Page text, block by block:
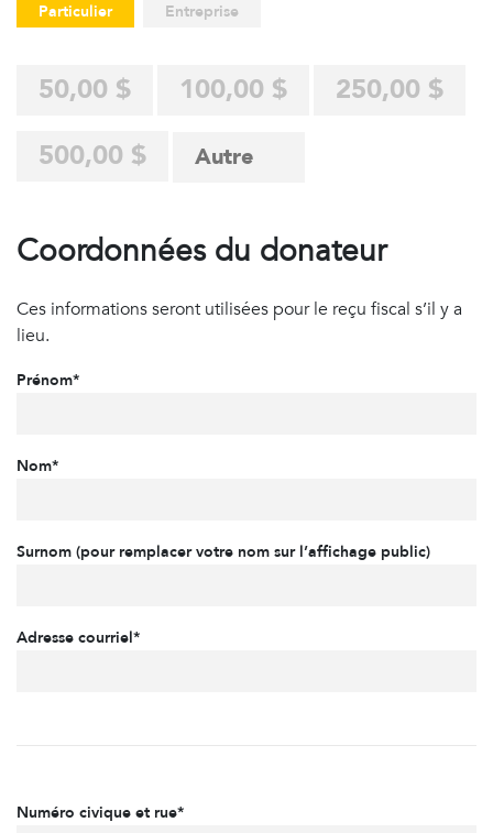
Particulier Entreprise
50,00 $ 100,00 $
250,00 $
500,00 $
Coordonnées du donateur
Ces informations seront utilisées pour le reçu fiscal s’il y a
lieu.
Prénom*
Nom*
Surnom (pour remplacer votre nom sur l’affichage public)
Adresse courriel*
Numéro civique et rue*